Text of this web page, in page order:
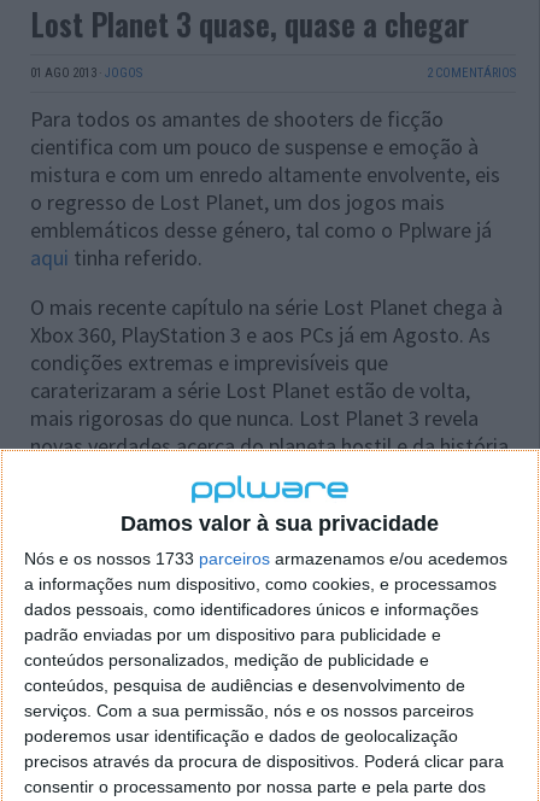
Damos valor à sua privacidade
Nós e os nossos 1733 parceiros armazenamos e/ou acedemos
a informações num dispositivo, como cookies, e processamos
dados pessoais, como identificadores únicos e informações
padrão enviadas por um dispositivo para publicidade e
conteúdos personalizados, medição de publicidade e
conteúdos, pesquisa de audiências e desenvolvimento de
serviços. Com a sua permissão, nós e os nossos parceiros
poderemos usar identificação e dados de geolocalização
precisos através da procura de dispositivos. Poderá clicar para
consentir o processamento por nossa parte e pela parte dos
Lost Planet 3 quase, quase a chegar
01 AGO 2013 · JOGOS 2 COMENTÁRIOS
Para todos os amantes de shooters de ficção
cientifica com um pouco de suspense e emoção à
mistura e com um enredo altamente envolvente, eis
o regresso de Lost Planet, um dos jogos mais
emblemáticos desse género, tal como o Pplware já
aqui tinha referido.
O mais recente capítulo na série Lost Planet chega à
Xbox 360, PlayStation 3 e aos PCs já em Agosto. As
condições extremas e imprevisíveis que
caraterizaram a série Lost Planet estão de volta,
mais rigorosas do que nunca. Lost Planet 3 revela
novas verdades acerca do planeta hostil e da história